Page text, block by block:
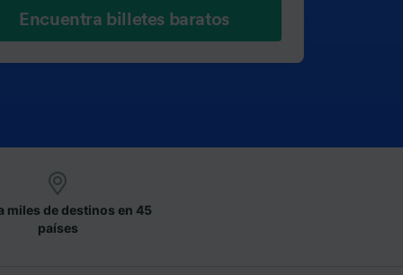
Encuentra billetes baratos
miles de destinos en 45
países